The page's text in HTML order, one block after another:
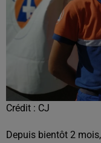
Crédit : CJ
Depuis bientôt 2